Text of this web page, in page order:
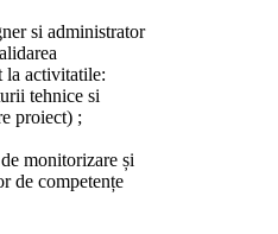
si administrator
la activitatile:
tehnice si
proiect) ;
monitorizare și
de competențe